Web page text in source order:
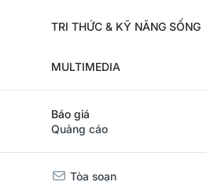
TRI THỨC & KỸ NĂNG SỐNG
MULTIMEDIA
Báo giá
Quảng cáo
Tòa soạn